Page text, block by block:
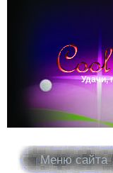
Удачи,
Меню сайта